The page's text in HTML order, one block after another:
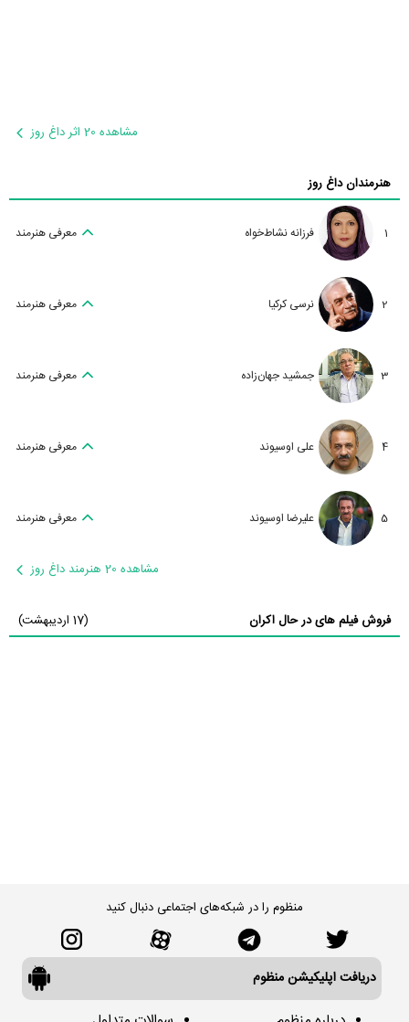
مشاهده 20 اثر داغ روز
هنرمندان داغ روز
1 فرزانه نشاط‌خواه معرفی هنرمند
2 نرسی کرکیا معرفی هنرمند
3 جمشید جهان‌زاده معرفی هنرمند
4 علی اوسیوند معرفی هنرمند
5 علیرضا اوسیوند معرفی هنرمند
مشاهده 20 هنرمند داغ روز
فروش فیلم های در حال اکران (17 اردیبهشت)
منظوم را در شبکه‌های اجتماعی دنبال کنید
دریافت اپلیکیشن منظوم